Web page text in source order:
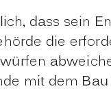
dass sein
die
mit dem